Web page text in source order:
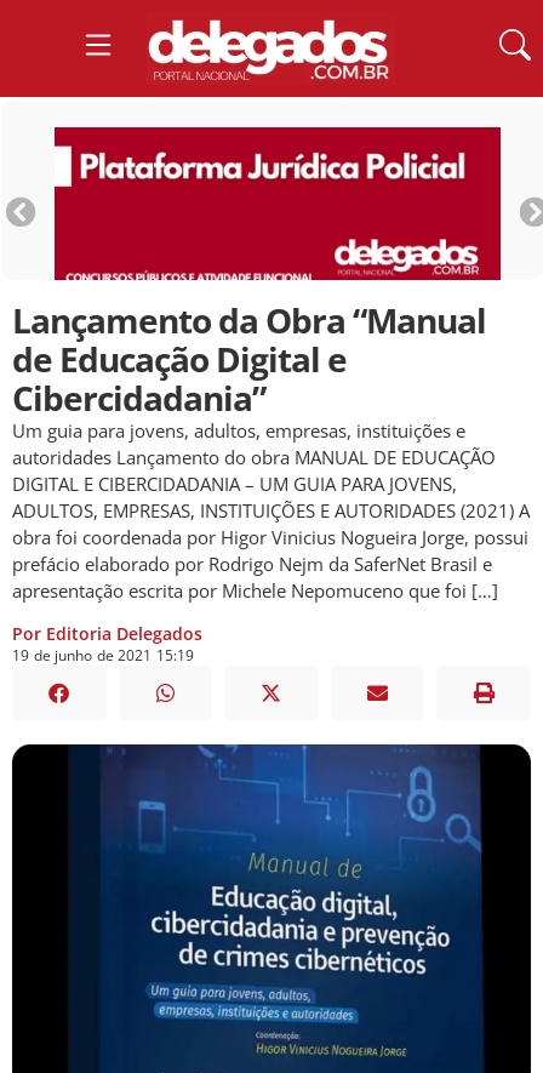
Lançamento da Obra “Manual
de Educação Digital e
Cibercidadania”
Um guia para jovens, adultos, empresas, instituições e
autoridades Lançamento do obra MANUAL DE EDUCAÇÃO
DIGITAL E CIBERCIDADANIA – UM GUIA PARA JOVENS,
ADULTOS, EMPRESAS, INSTITUIÇÕES E AUTORIDADES (2021) A
obra foi coordenada por Higor Vinicius Nogueira Jorge, possui
prefácio elaborado por Rodrigo Nejm da SaferNet Brasil e
apresentação escrita por Michele Nepomuceno que foi […]
Por Editoria Delegados
19 de junho de 2021 15:19